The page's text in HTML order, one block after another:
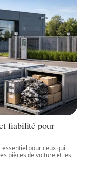
fiabilité pour
essentiel pour ceux qui
pièces de voiture et les